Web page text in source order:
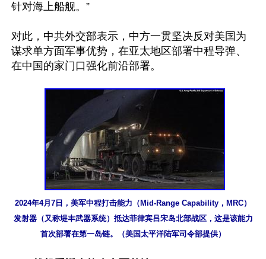
针对海上船舰。”
对此，中共外交部表示，中方一贯坚决反对美国为
谋求单方面军事优势，在亚太地区部署中程导弹、
在中国的家门口强化前沿部署。
2024年4月7日，美军中程打击能力（Mid-Range Capability，MRC）
发射器（又称堤丰武器系统）抵达菲律宾吕宋岛北部战区，这是该能力
首次部署在第一岛链。（美国太平洋陆军司令部提供）